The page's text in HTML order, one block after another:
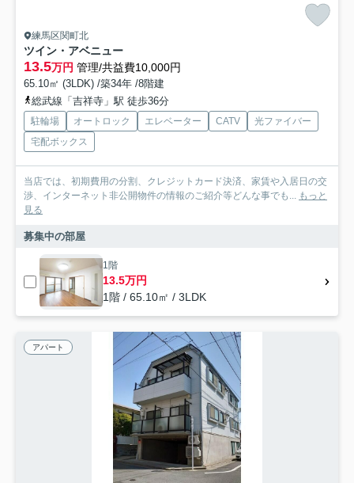
練馬区関町北
ツイン・アベニュー
13.5万円 管理/共益費10,000円
65.10㎡ (3LDK) /築34年 /8階建
総武線「吉祥寺」駅 徒歩36分
駐輪場 オートロック エレベーター CATV
光ファイバー
宅配ボックス
当店では、初期費用の分割、クレジットカード決済、家賃や入居日の交
渉、インターネット非公開物件の情報のご紹介等どんな事でも... もっと
見る
募集中の部屋
1階
13.5万円
1階 / 65.10㎡ / 3LDK
アパート